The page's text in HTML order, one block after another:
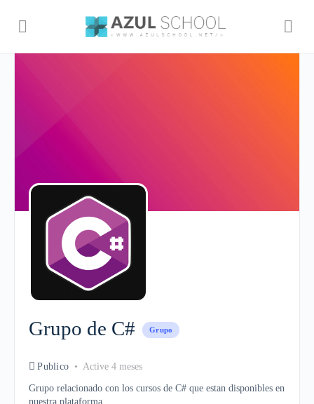
Grupo de C# Grupo
Publico Active 4 meses
Grupo relacionado con los cursos de C# que estan disponibles en
nuestra plataforma.